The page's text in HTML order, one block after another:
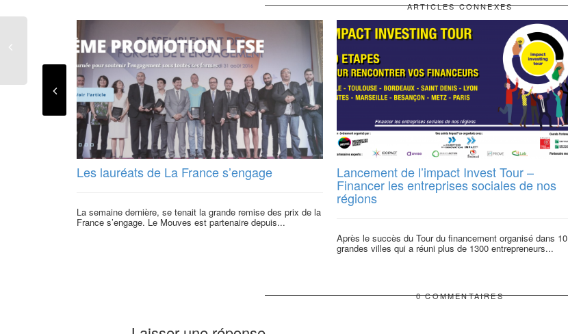
ARTICLES CONNEXES
Les lauréats de La France s’engage
La semaine dernière, se tenait la grande remise des prix de la
France s’engage. Le Mouves est partenaire depuis...
Lancement de l’impact Invest Tour –
Financer les entreprises sociales de nos
régions
Après le succès du Tour du financement organisé dans 10
grandes villes qui a réuni plus de 1300 entrepreneurs...
0 COMMENTAIRES